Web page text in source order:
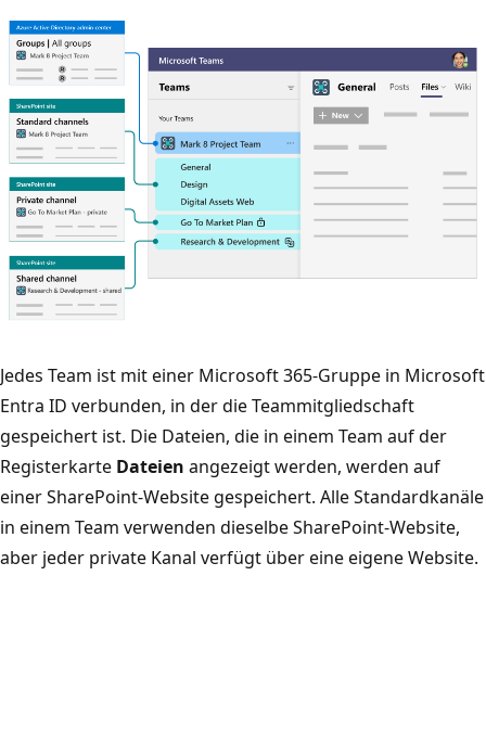
Jedes Team ist mit einer Microsoft 365-Gruppe in Microsoft
Entra ID verbunden, in der die Teammitgliedschaft
gespeichert ist. Die Dateien, die in einem Team auf der
Registerkarte Dateien angezeigt werden, werden auf
einer SharePoint-Website gespeichert. Alle Standardkanäle
in einem Team verwenden dieselbe SharePoint-Website,
aber jeder private Kanal verfügt über eine eigene Website.